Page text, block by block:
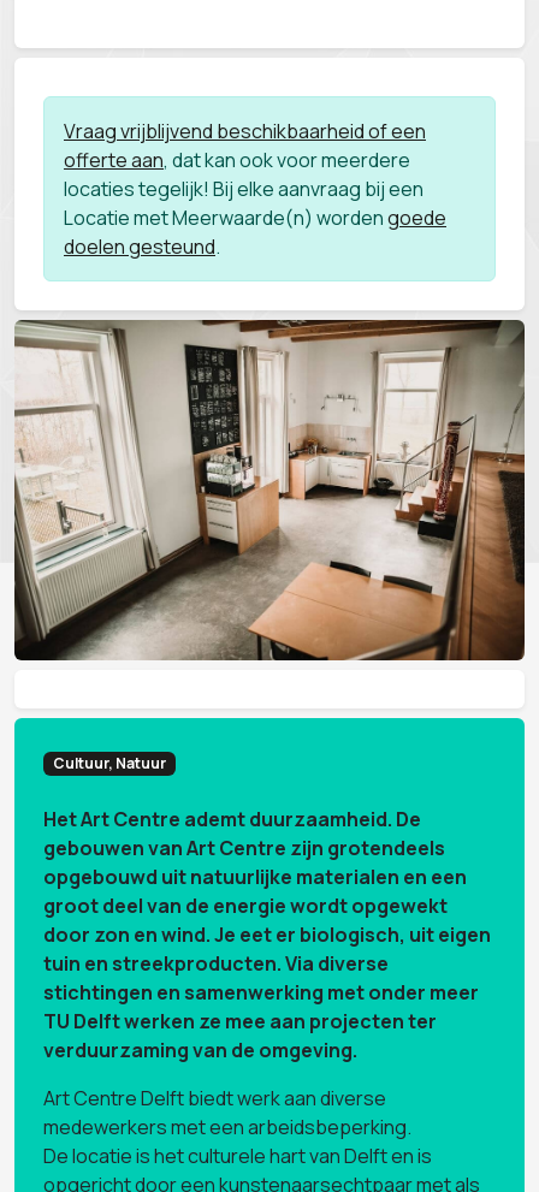
Vraag vrijblijvend beschikbaarheid of een
offerte aan, dat kan ook voor meerdere
locaties tegelijk! Bij elke aanvraag bij een
Locatie met Meerwaarde(n) wordengoede
doelen gesteund.
Cultuur, Natuur
Het Art Centre ademt duurzaamheid. De
gebouwen van Art Centre zijn grotendeels
opgebouwd uit natuurlijke materialen en een
groot deel van de energie wordt opgewekt
door zon en wind. Je eet er biologisch, uit eigen
tuin en streekproducten. Via diverse
stichtingen en samenwerking met onder meer
TU Delft werken ze mee aan projecten ter
verduurzaming van de omgeving.
Art Centre Delft biedt werk aan diverse
medewerkers met een arbeidsbeperking.
De locatie is het culturele hart van Delft en is
opgericht door een kunstenaarsechtpaar met als